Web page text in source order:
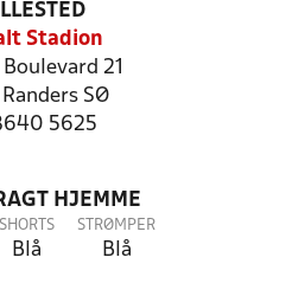
Stadion
21
SØ
5625
HJEMME
SHORTS
Blå
STRØMPER
Blå